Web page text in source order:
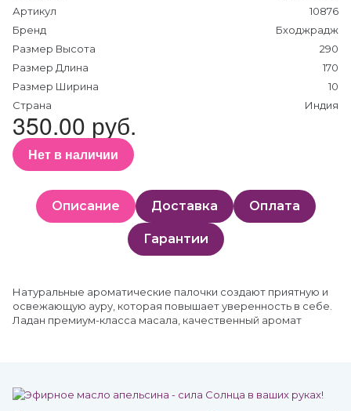
Артикул
10876
Бренд
Бходжрадж
Размер Высота
290
Размер Длина
170
Размер Ширина
10
Страна
Индия
350.00 руб.
Нет в наличии
Описание Доставка Оплата
Гарантии
Натуральные ароматические палочки создают приятную и
освежающую ауру, которая повышает уверенность в себе.
Ладан премиум-класса масала, качественный аромат